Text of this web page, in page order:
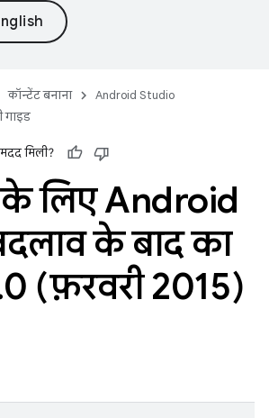
कॉन्टेंट बनाना
Android Studio
गाइड
मिली?
लिए Android
के बाद का
0 (फ़रवरी 2015)